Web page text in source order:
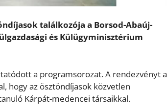
találkozója a Borsod-Abaúj-
és Külügyminisztérium
a programsorozat. A rendezvényt a
hogy az ösztöndíjasok közvetlen
Kárpát-medencei társaikkal.